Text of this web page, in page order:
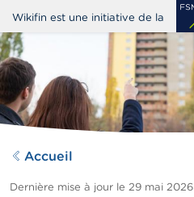
Aller
au
contenu
principal
Wikifin est une initiative de la
Accueil
Dernière mise à jour le 29 mai 2026